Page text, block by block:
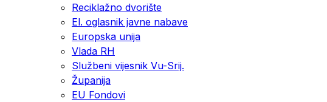
Reciklažno dvorište
El. oglasnik javne nabave
Europska unija
Vlada RH
Službeni vijesnik Vu-Srij.
Županija
EU Fondovi